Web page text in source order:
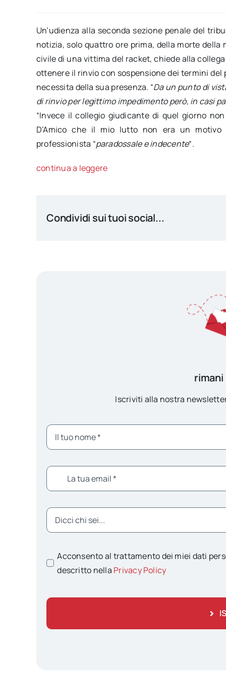
Un’udienza alla seconda sezione penale del
notizia, solo quattro ore prima, della morte della
civile di una vittima del racket, chiede alla collega
ottenere il rinvio con sospensione dei termini
necessita della sua presenza. “Da un punto di
di rinvio per legittimo impedimento però, in casi
“Invece il collegio giudicante di quel giorno
D’Amico che il mio lutto non era un motivo
professionista “paradossale e indecente“.
continua a leggere
Condividi sui tuoi social...
Iscriviti alla nostra
Acconsento al trattamento dei miei dati
descritto nella Privacy Policy